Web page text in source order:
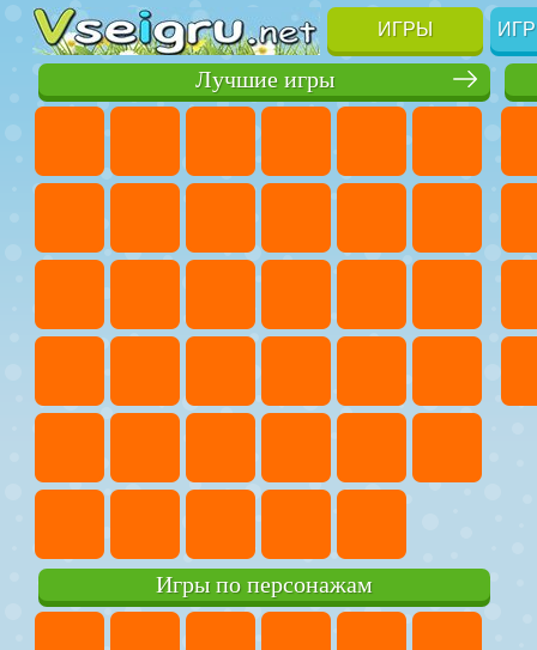
ИГРЫ
Лучшие игры
Игры по персонажам